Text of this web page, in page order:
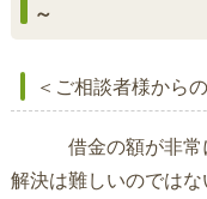
～
＜ご相談者様から
借金の額が非常に
解決は難しいのでは